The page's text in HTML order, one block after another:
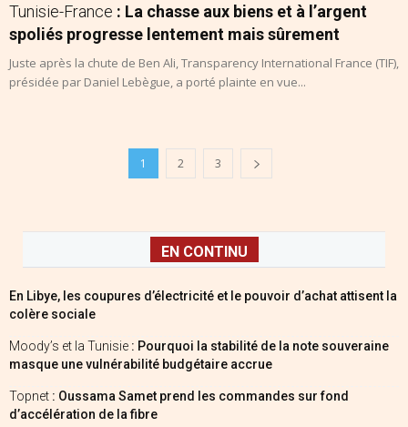
Tunisie-France : La chasse aux biens et à l’argent
spoliés progresse lentement mais sûrement
Juste après la chute de Ben Ali, Transparency International France (TIF),
présidée par Daniel Lebègue, a porté plainte en vue...
1 2 3
EN CONTINU
En Libye, les coupures d’électricité et le pouvoir d’achat attisent la
colère sociale
Moody’s et la Tunisie : Pourquoi la stabilité de la note souveraine
masque une vulnérabilité budgétaire accrue
Topnet : Oussama Samet prend les commandes sur fond
d’accélération de la fibre